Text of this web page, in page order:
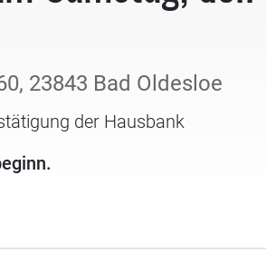
23843 Bad Oldesloe
der Hausbank